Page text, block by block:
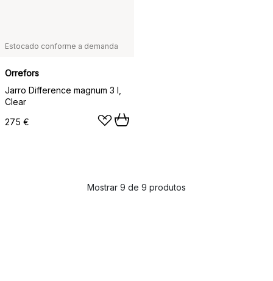
Estocado conforme a demanda
Orrefors
Jarro Difference magnum 3 l,
Clear
275 €
Mostrar 9 de 9 produtos